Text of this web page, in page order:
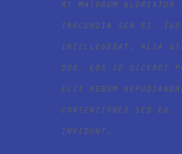
At maiorum
iracundia sea ei.
intellegebat, alia
duo, eos id diceret
elit rebum
contentiones sed
invidunt.